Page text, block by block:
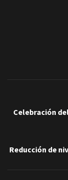
Celebración
Reducción de